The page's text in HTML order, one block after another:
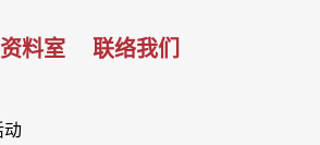
料室
动
联络我们